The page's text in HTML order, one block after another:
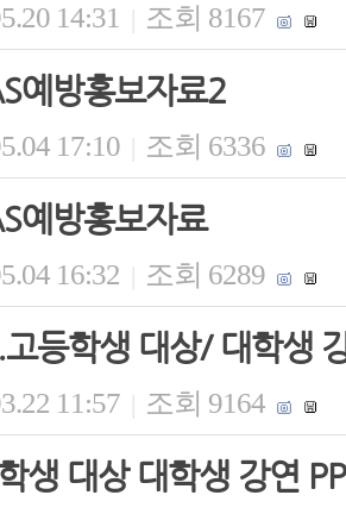
14:31 | 조회 8167
예방홍보자료2
17:10 | 조회 6336
예방홍보자료
16:32 | 조회 6289
등학생 대상/ 대학생
11:57 | 조회 9164
생 대상 대학생 강연